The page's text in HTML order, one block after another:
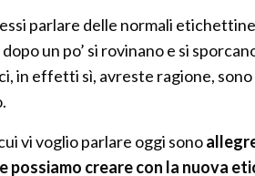
parlare delle normali
un po’ si rovinano e si
in effetti sì, avreste ragione,
vi voglio parlare oggi sono
possiamo creare con la nuova